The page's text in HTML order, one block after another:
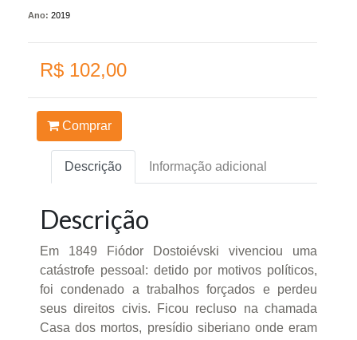
Ano: 2019
R$ 102,00
Comprar
Descrição Informação adicional
Descrição
Em 1849 Fiódor Dostoiévski vivenciou uma
catástrofe pessoal: detido por motivos políticos,
foi condenado a trabalhos forçados e perdeu
seus direitos civis. Ficou recluso na chamada
Casa dos mortos, presídio siberiano onde eram